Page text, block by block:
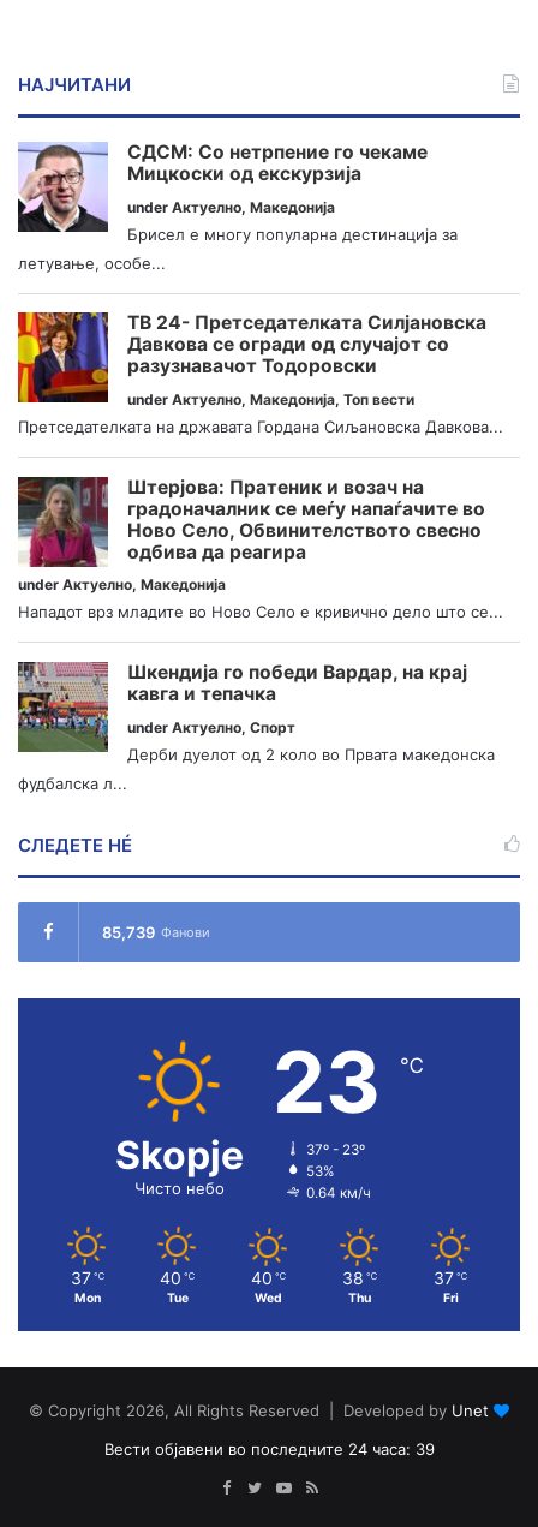
НАЈЧИТАНИ
СДСМ: Со нетрпение го чекаме
Мицкоски од екскурзија
under Актуелно, Македонија
Брисел е многу популарна дестинација за
летување, особе...
ТВ 24- Претседателката Силјановска
Давкова се огради од случајот со
разузнавачот Тодоровски
under Актуелно, Македонија, Топ вести
Претседателката на државата Гордана Сиљановска Давкова...
Штерјова: Пратеник и возач на
градоначалник се меѓу напаѓачите во
Ново Село, Обвинителството свесно
одбива да реагира
under Актуелно, Македонија
Нападот врз младите во Ново Село е кривично дело што се...
Шкендија го победи Вардар, на крај
кавга и тепачка
under Актуелно, Спорт
Дерби дуелот од 2 коло во Првата македонска
фудбалска л...
СЛЕДЕТЕ НÉ
85,739 Фанови
Skopje
Чисто небо
23 ℃
37º - 23º
53%
0.64 км/ч
37 ℃
Mon
40 ℃
Tue
40 ℃
Wed
38 ℃
Thu
37 ℃
Fri
© Copyright 2026, All Rights Reserved | Developed by Unet
Вести објавени во последните 24 часа: 39
Facebook
TwitterYouTube
RSS